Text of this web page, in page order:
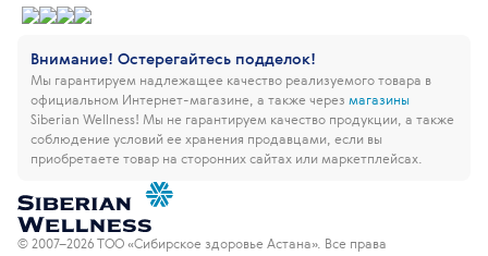
Внимание! Остерегайтесь подделок!
Мы гарантируем надлежащее качество реализуемого товара в
официальном Интернет-магазине, а также через магазины
Siberian Wellness! Мы не гарантируем качество продукции, а также
соблюдение условий ее хранения продавцами, если вы
приобретаете товар на сторонних сайтах или маркетплейсах.
© 2007–2026 ТОО «Сибирское здоровье Астана». Все права